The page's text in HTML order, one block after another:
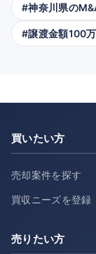
#神奈川県の
#譲渡金額100
買いたい方
売却案件を探す
買収ニーズを登録
売りたい方